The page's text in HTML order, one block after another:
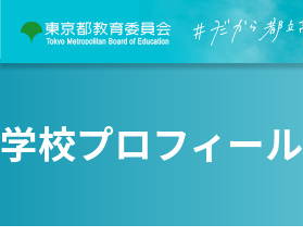
学校プロフィール